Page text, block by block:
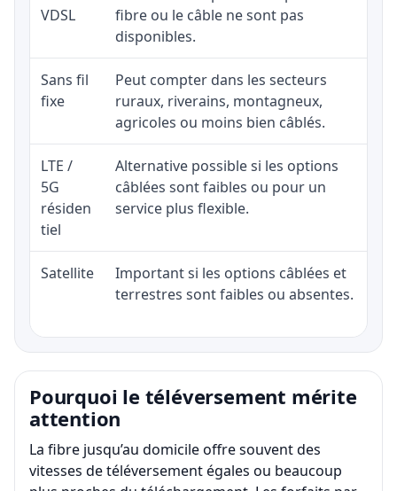
VDSL
fibre ou le câble ne sont pas
disponibles.
Sans fil
fixe
Peut compter dans les secteurs
ruraux, riverains, montagneux,
agricoles ou moins bien câblés.
LTE /
5G
résiden
tiel
Alternative possible si les options
câblées sont faibles ou pour un
service plus flexible.
Satellite
Important si les options câblées et
terrestres sont faibles ou absentes.
Pourquoi le téléversement mérite
attention
La fibre jusqu’au domicile offre souvent des
vitesses de téléversement égales ou beaucoup